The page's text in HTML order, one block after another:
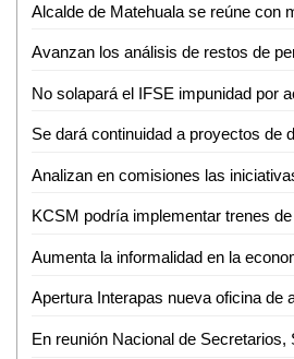
No solapará el IFSE impunidad por
Se dará continuidad a proyectos de
Aumenta la informalidad en la